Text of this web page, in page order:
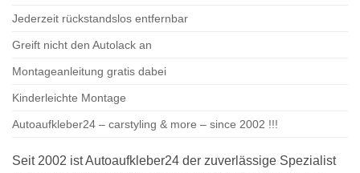
Jederzeit rückstandslos entfernbar
Greift nicht den Autolack an
Montageanleitung gratis dabei
Kinderleichte Montage
Autoaufkleber24 – carstyling & more – since 2002 !!!
Seit 2002 ist Autoaufkleber24 der zuverlässige Spezialist